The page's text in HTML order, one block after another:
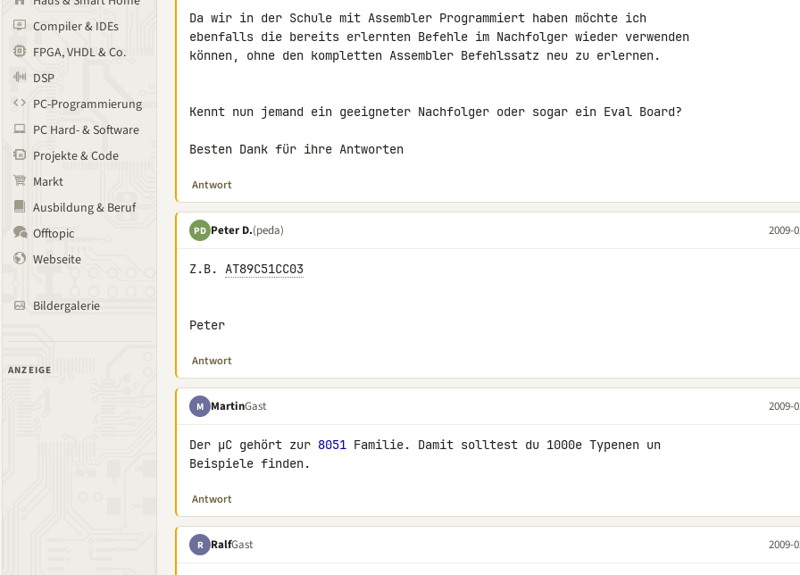
Compiler & IDEs
FPGA, VHDL & Co.
DSP
PC-Programmierung
PC Hard- & Software
Projekte & Code
Markt
Ausbildung & Beruf
Offtopic
Webseite
Bildergalerie
ANZEIGE
Da wir in der Schule mit Assembler Programmiert haben möchte ich
ebenfalls die bereits erlernten Befehle im Nachfolger wieder verwenden
können, ohne den kompletten Assembler Befehlssatz neu zu erlernen.
Kennt nun jemand ein geeigneter Nachfolger oder sogar ein Eval Board?
Besten Dank für ihre Antworten
Antwort
PD Peter D.(peda) 2009-
Z.B. AT89C51CC03
Peter
Antwort
M MartinGast 2009-
Der µC gehört zur 8051 Familie. Damit solltest du 1000e Typenen un
Beispiele finden.
Antwort
R RalfGast 2009-